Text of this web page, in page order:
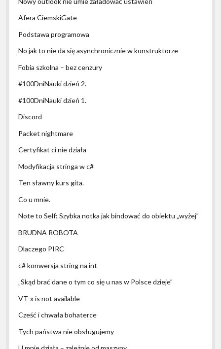
Afera CiemskiGate
Podstawa programowa
No jak to nie da się asynchronicznie w konstruktorze
Fobia szkolna – bez cenzury
#100DniNauki dzień 2.
#100DniNauki dzień 1.
Discord
Packet nightmare
Certyfikat ci nie działa
Modyfikacja stringa w c#
Ten sławny kurs gita.
Co u mnie.
Note to Self: Szybka notka jak bindować do obiektu „wyżej”
BRUDNA ROBOTA
Dlaczego PIRC
c# konwersja string na int
„Skąd brać dane o tym co się u nas w Polsce dzieje”
VT-x is not available
Cześć i chwała bohaterce
Tych państwa nie obsługujemy